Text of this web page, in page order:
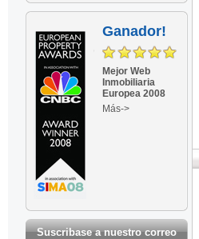
Ganador!
Mejor Web
Inmobiliaria
Europea 2008
Más->
Suscribase a nuestro correo